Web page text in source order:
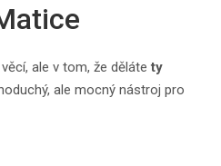
věcí, ale v tom, že dělátety
ale mocný nástroj pro